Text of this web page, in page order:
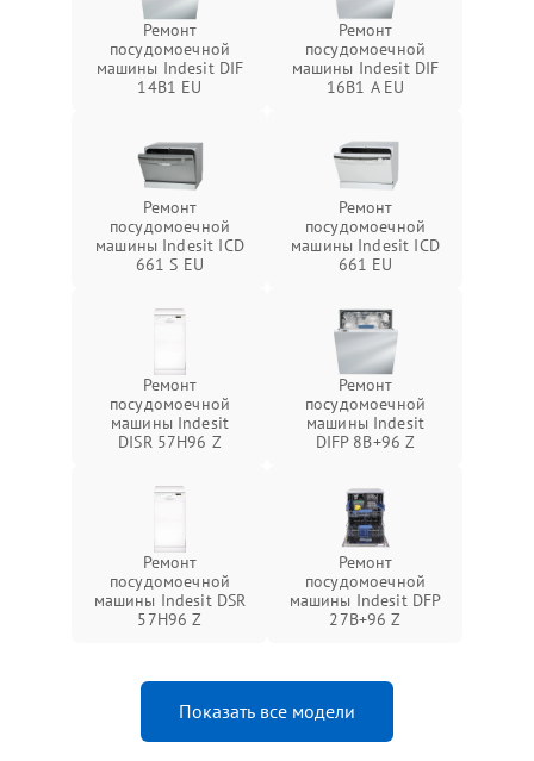
Ремонт
посудомоечной
машины Indesit DIF
14B1 EU
Ремонт
посудомоечной
машины Indesit DIF
16B1 A EU
Ремонт
посудомоечной
машины Indesit ICD
661 S EU
Ремонт
посудомоечной
машины Indesit ICD
661 EU
Ремонт
посудомоечной
машины Indesit
DISR 57H96 Z
Ремонт
посудомоечной
машины Indesit
DIFP 8B+96 Z
Ремонт
посудомоечной
машины Indesit DSR
57H96 Z
Ремонт
посудомоечной
машины Indesit DFP
27B+96 Z
Показать все модели